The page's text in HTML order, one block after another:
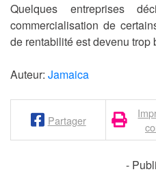
Quelques entreprises
commercialisation de
de rentabilité est devenu
Auteur: Jamaica
Partager
-